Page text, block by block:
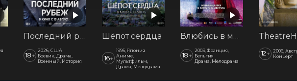
Последний рубеж
18 +
2026, США
Боевик, Драма,
Военный, История
Шёпот сердца
16+
1995, Япония
Аниме,
Мультфильм,
Драма, Мелодрама
Влюбись в меня, если осмелишься
18 +
2003, Франция,
Бельгия
Драма, Мелодрама
12+
2006,
Концерт